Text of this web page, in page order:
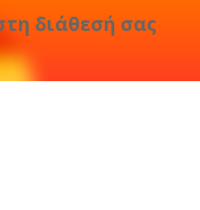
διάθεσή σας